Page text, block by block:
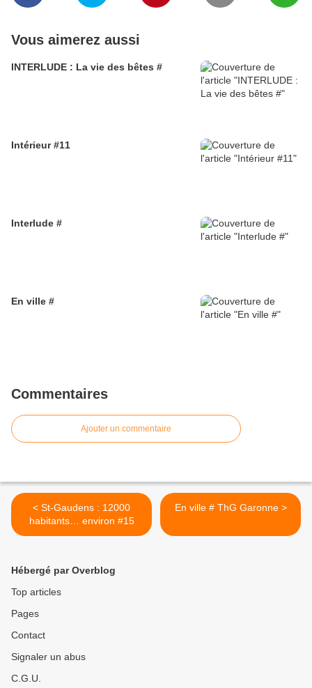
Vous aimerez aussi
INTERLUDE : La vie des bêtes #
Intérieur #11
Interlude #
En ville #
Commentaires
Ajouter un commentaire
< St-Gaudens : 12000
habitants… environ #15
En ville # ThG Garonne >
Hébergé par Overblog
Top articles
Pages
Contact
Signaler un abus
C.G.U.